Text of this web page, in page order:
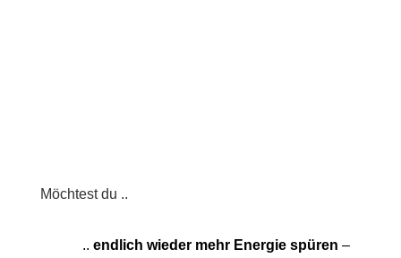
Möchtest du ..
.. endlich wieder mehr Energie spüren –